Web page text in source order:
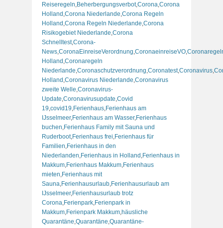
Reiseregeln Beherbergungsverbot,Corona Corona
Holland Corona Niederlande Corona Regeln
Holland Corona Regeln Niederlande Corona
Risikogebiet Niederlande Corona
Schnelltest,Corona-
News CoronaEinreiseVerordnung CoronaeinreiseVO
Holland Coronaregeln
Niederlande Coronaschutzverordnung Coronatest,Coronavirus
Holland Coronavirus Niederlande Coronavirus
zweite Welle Coronavirus-
Update Coronavirusupdate Covid
19 covid19 Ferienhaus Ferienhaus am
IJsselmeer, Ferienhaus am Wasser, Ferienhaus
buchen Ferienhaus Family mit Sauna und
Ruderboot, Ferienhaus frei Ferienhaus für
Familien Ferienhaus in den
Niederlanden Ferienhaus in Holland Ferienhaus in
Makkum Ferienhaus Makkum Ferienhaus
mieten Ferienhaus mit
Sauna Ferienhausurlaub Ferienhausurlaub am
IJsselmeer, Ferienhausurlaub trotz
Corona Ferienpark Ferienpark in
Makkum Ferienpark Makkum häusliche
Quarantäne Quarantäne Quarantäne-